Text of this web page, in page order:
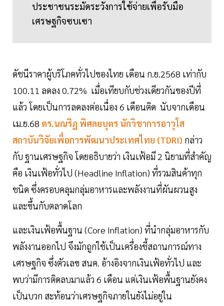
ประชาชนระมัดระวังการใช้จ่ายเพื่อรับมือ
เศรษฐกิจซบเซา
ดัชนีราคาผู้บริโภคทั่วไปของไทย เดือน ก.ย.2568 เท่ากับ
100.11 ลดลง 0.72% เมื่อเทียบกับช่วงเดียวกันของปีที่
แล้ว โดยเป็นการลดลงต่อเนื่อง 6 เดือนติด นับจากเดือน
เม.ย.68 ดร.นณริฏ พิศลยบุตร นักวิชาการอาวุโส
สถาบันวิจัยเพื่อการพัฒนาประเทศไทย (TDRI) กล่าว
กับ ฐานเศรษฐกิจ โดยอธิบายว่า เงินเฟ้อมี 2 นิยามที่สำคัญ
คือ เงินเฟ้อทั่วไป (Headline Inflation) ที่รวมสินค้าทุก
ชนิด ซึ่งครอบคลุมกลุ่มอาหารและพลังงานที่ผันผวนสูง
และขึ้นกับตลาดโลก
และเงินเฟ้อพื้นฐาน (Core Inflation) ที่นำกลุ่มอาหารกับ
พลังงานออกไป จึงมักถูกใช้เป็นเครื่องชี้สถานการณ์ทาง
เศรษฐกิจ ซึ่งตัวเลข สนค. อ้างอิงจากเงินเฟ้อทั่วไป และ
พบว่ามีการติดลบมาแล้ว 6 เดือน แต่เงินเฟ้อพื้นฐานยังคง
เป็นบวก สะท้อนว่าเศรษฐกิจภายในยังไม่อยู่ใน